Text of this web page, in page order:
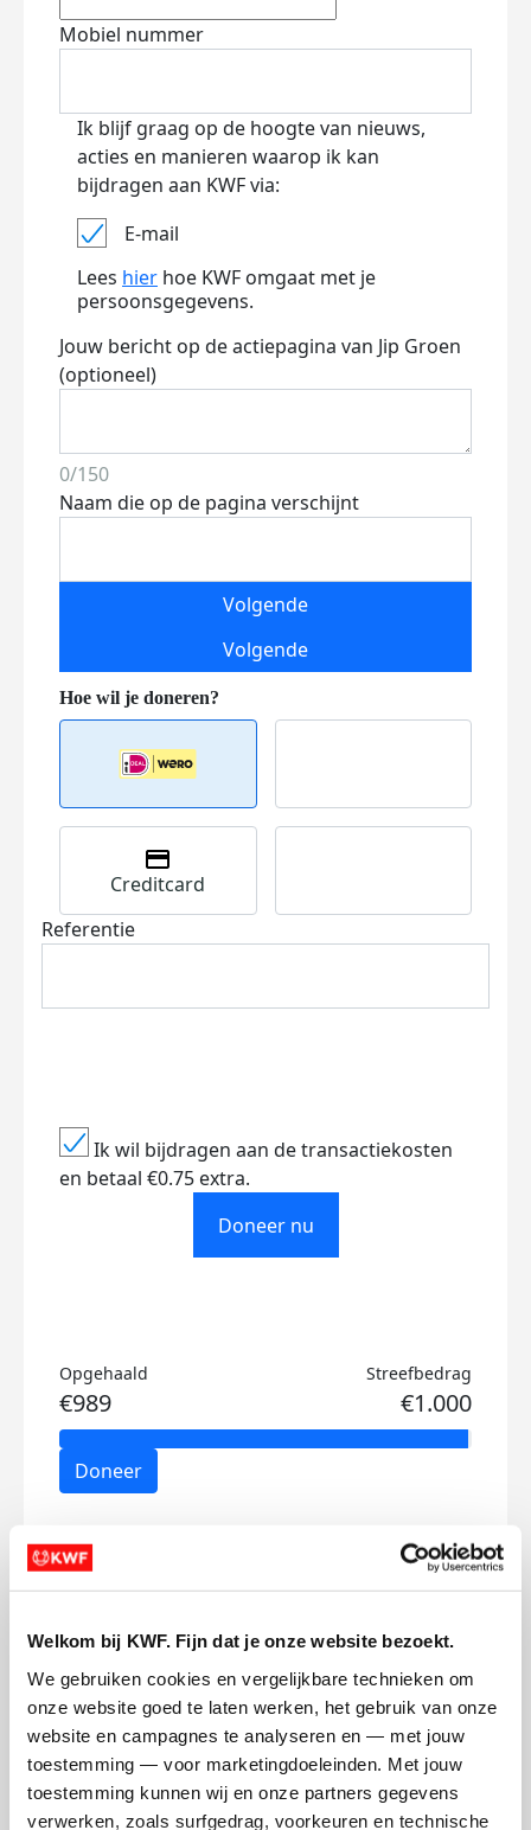
Welkom bij KWF. Fijn dat je onze website bezoekt.
We gebruiken cookies en vergelijkbare technieken om
onze website goed te laten werken, het gebruik van onze
website en campagnes te analyseren en — met jouw
toestemming — voor marketingdoeleinden. Met jouw
toestemming kunnen wij en onze partners gegevens
verwerken, zoals surfgedrag, voorkeuren en technische
Mobiel nummer
Ik blijf graag op de hoogte van nieuws,
acties en manieren waarop ik kan
bijdragen aan KWF via:
E-mail
Lees hier hoe KWF omgaat met je
persoonsgegevens.
Jouw bericht op de actiepagina van Jip Groen
(optioneel)
0/150
Naam die op de pagina verschijnt
Volgende
Volgende
Creditcard
Referentie
Ik wil bijdragen aan de transactiekosten
en betaal €0.75 extra.
Doneer nu
Opgehaald
€989
Streefbedrag
€1.000
Doneer